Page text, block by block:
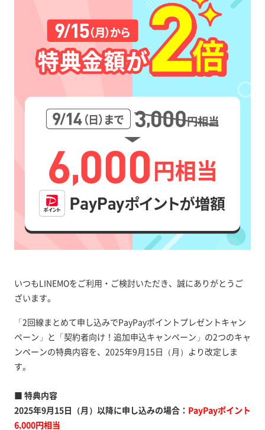
いつもLINEMOをご利用・ご検討いただき、誠にありがとうご
ざいます。
「2回線まとめて申し込みでPayPayポイントプレゼントキャン
ペーン」と「契約者向け！追加申込キャンペーン」の2つのキャ
ンペーンの特典内容を、2025年9月15日（月）より改定しま
す。
■ 特典内容
2025年9月15日（月）以降に申し込みの場合： PayPayポイント
6,000円相当